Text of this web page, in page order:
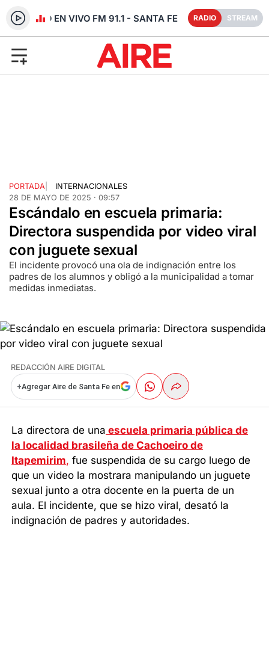
RADIO EN VIVO FM 91.1 - SANTA FE RADIO STREAM
PORTADA
INTERNACIONALES
28 DE MAYO DE 2025 · 09:57
Escándalo en escuela primaria:
Directora suspendida por video viral
con juguete sexual
El incidente provocó una ola de indignación entre los
padres de los alumnos y obligó a la municipalidad a tomar
medidas inmediatas.
REDACCIÓN AIRE DIGITAL
+Agregar Aire de Santa Fe en
La directora de una escuela primaria pública de
la localidad brasileña de Cachoeiro de
Itapemirim, fue suspendida de su cargo luego de
que un video la mostrara manipulando un juguete
sexual junto a otra docente en la puerta de un
aula. El incidente, que se hizo viral, desató la
indignación de padres y autoridades.